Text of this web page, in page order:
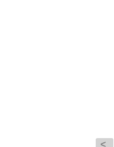
<